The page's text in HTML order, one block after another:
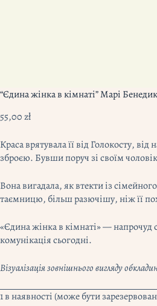
“Єдина жінка в кімнаті” Марі
55,00zł
Краса врятувала її від Голокосту,
зброєю. Бувши поруч зі своїм
Вона вигадала, як втекти із
таємницю, більш разючішу, ніж її
«Єдина жінка в кімнаті» — напрочуд
комунікація сьогодні.
Візуалізація зовнішнього вигляду
1 в наявності (може бути